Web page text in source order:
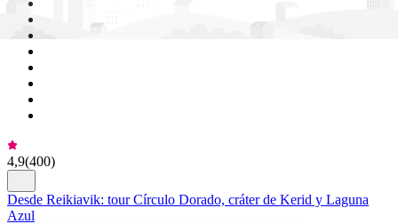
4,9(400)
Desde Reikiavik: tour Círculo Dorado, cráter de Kerid y Laguna
Azul